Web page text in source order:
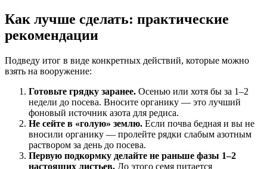
Как лучше сделать: практические
рекомендации
Подведу итог в виде конкретных действий, которые можно
взять на вооружение:
Готовьте грядку заранее. Осенью или хотя бы за 1–2
недели до посева. Вносите органику — это лучший
фоновый источник азота для редиса.
Не сейте в «голую» землю. Если почва бедная и вы не
вносили органику — пролейте рядки слабым азотным
раствором за день до посева.
Первую подкормку делайте не раньше фазы 1–2
настоящих листьев. До этого семя питается